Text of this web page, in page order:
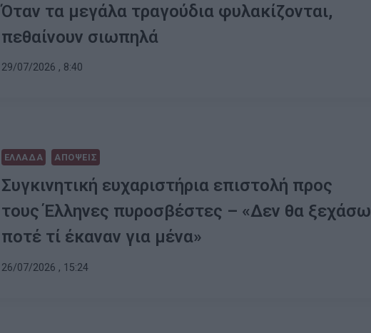
Όταν τα μεγάλα τραγούδια φυλακίζονται,
πεθαίνουν σιωπηλά
29/07/2026 , 8:40
ΕΛΛΑΔΑ ΑΠΟΨΕΙΣ
Συγκινητική ευχαριστήρια επιστολή προς
τους Έλληνες πυροσβέστες – «Δεν θα ξεχάσω
ποτέ τί έκαναν για μένα»
26/07/2026 , 15:24